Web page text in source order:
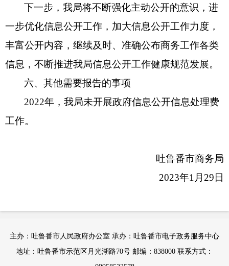
下一步，我局将不断强化主动公开的意识，进
一步优化信息公开工作，加大信息公开工作力度，
丰富公开内容，继续及时、准确公布商务工作各类
信息，不断推进我局信息公开工作健康规范发展。
六、其他需要报告的事项
2022年，我局未开展政府信息公开信息处理费
工作。
吐鲁番市商务局
2023年1月29日
主办：吐鲁番市人民政府办公室 承办：吐鲁番市电子政务服务中心
地址：吐鲁番市示范区月光湖路70号 邮编：838000 联系方式：